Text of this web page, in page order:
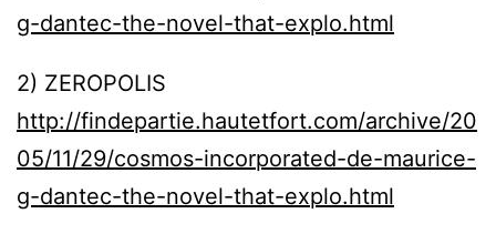
g-dantec-the-novel-that-explo.html
2) ZEROPOLIS
http://findepartie.hautetfort.com/archive/20
05/11/29/cosmos-incorporated-de-maurice-
g-dantec-the-novel-that-explo.html